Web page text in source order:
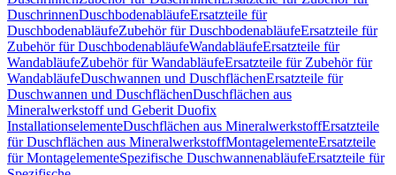
DuschrinnenDuschbodenabläufeErsatzteile für
DuschbodenabläufeZubehör für DuschbodenabläufeErsatzteile für
Zubehör für DuschbodenabläufeWandabläufeErsatzteile für
WandabläufeZubehör für WandabläufeErsatzteile für Zubehör für
WandabläufeDuschwannen und DuschflächenErsatzteile für
Duschwannen und DuschflächenDuschflächen aus
Mineralwerkstoff und Geberit Duofix
InstallationselementeDuschflächen aus MineralwerkstoffErsatzteile
für Duschflächen aus MineralwerkstoffMontagelementeErsatzteile
für MontagelementeSpezifische DuschwannenabläufeErsatzteile für